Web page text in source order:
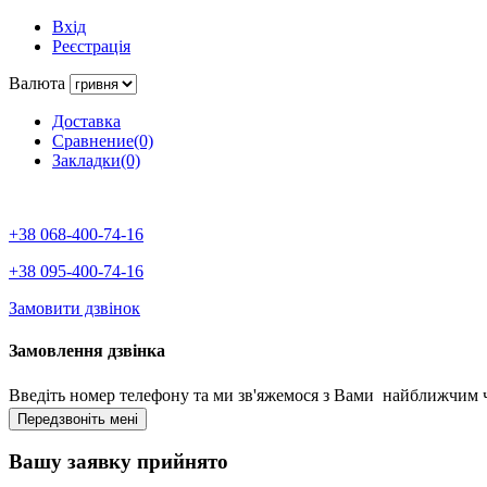
Вхід
Реєстрація
Валюта
Доставка
Сравнение(0)
Закладки(0)
+38 068-400-74-16
+38 095-400-74-16
Замовити дзвінок
Замовлення дзвінка
Введіть номер телефону та ми зв'яжемося з Вами найближчим
Вашу заявку прийнято